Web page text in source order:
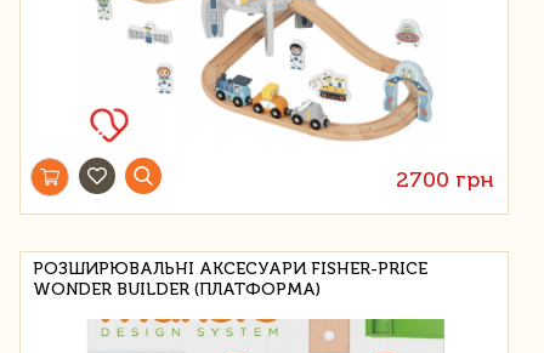
2700 грн
РОЗШИРЮВАЛЬНІ АКСЕСУАРИ FISHER-PRICE
WONDER BUILDER (ПЛАТФОРМА)